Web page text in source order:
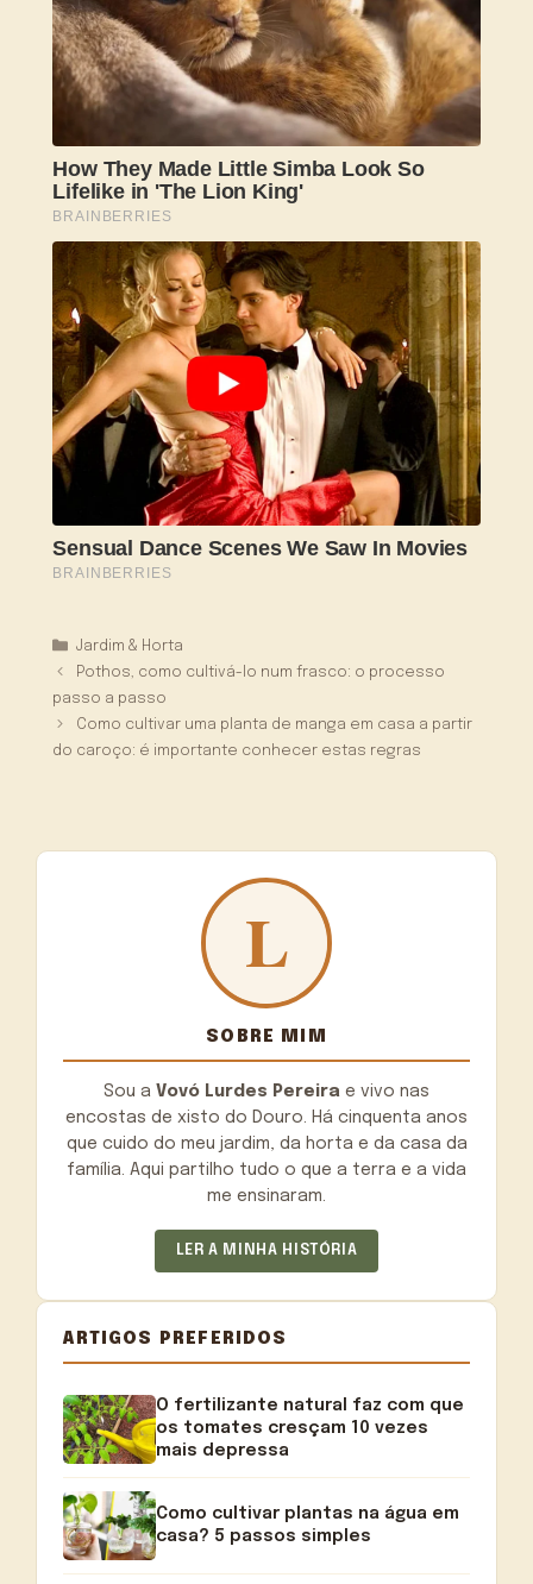
Categorias
Jardim & Horta
Pothos, como cultivá-lo num frasco: o processo
passo a passo
Como cultivar uma planta de manga em casa a partir
do caroço: é importante conhecer estas regras
SOBRE MIM
Sou a Vovó Lurdes Pereira e vivo nas
encostas de xisto do Douro. Há cinquenta anos
que cuido do meu jardim, da horta e da casa da
família. Aqui partilho tudo o que a terra e a vida
me ensinaram.
LER A MINHA HISTÓRIA
ARTIGOS PREFERIDOS
O fertilizante natural faz com que
os tomates cresçam 10 vezes
mais depressa
Como cultivar plantas na água em
casa? 5 passos simples